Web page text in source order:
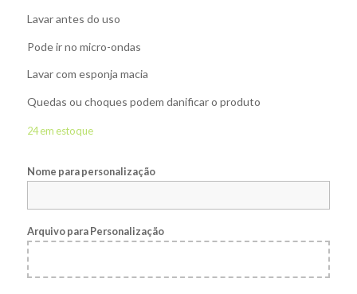
Lavar antes do uso
Pode ir no micro-ondas
Lavar com esponja macia
Quedas ou choques podem danificar o produto
24 em estoque
Nome para personalização
Arquivo para Personalização